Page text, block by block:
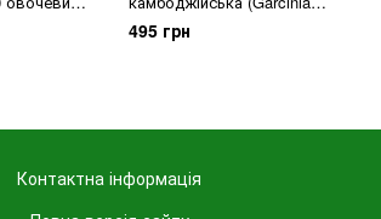
cambogia), 500 мг, 60 капсул
495 грн
Контактна інформація